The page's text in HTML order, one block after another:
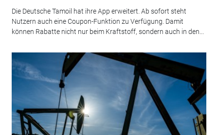
Die Deutsche Tamoil hat ihre App erweitert. Ab sofort steht
Nutzern auch eine Coupon-Funktion zu Verfügung. Damit
können Rabatte nicht nur beim Kraftstoff, sondern auch in den...